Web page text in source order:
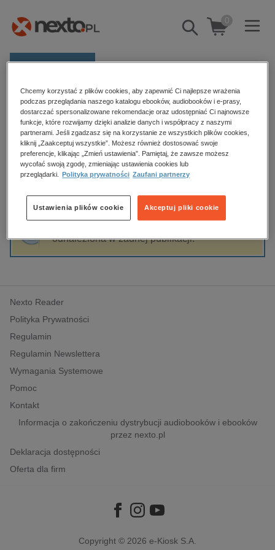
Pokaż/schowaj
wyszukiwarkę
0
E-prasa
Kategorie
Zobacz wszystkie E-prasa
budownictwo, aranżacja wnętrz
biznesowe, branżowe, gospodarka
edukacja
hobby, sport, rozrywka
komputery, internet, technologie, informatyka
polityka, społeczno-informacyjne
psychologiczne
inne
popularno-naukowe
historia
Strona główna Karolina Pietrusińska
Karolina Pietrusińska
Sortowanie Filtrowanie
odnaleziona w żadnej publikacji.
Nexto Reader
Polityka Prywatności
Regulamin
Regulamin Newslettera
Wymagania Systemowe
Pomoc
Kontakt
Informacja o zakończeniu dystrybucji audiobooków i ebooków
przez nexto.pl
Deklaracja dostępności
Oferta dla firm
Copyright © 2026 e-Kiosk S.A.
Chcemy korzystać z plików cookies, aby zapewnić Ci najlepsze wrażenia
podczas przeglądania naszego katalogu ebooków, audiobooków i e-prasy,
dostarczać spersonalizowane rekomendacje oraz udostępniać Ci najnowsze
funkcje, które rozwijamy dzięki analizie danych i współpracy z naszymi
partnerami. Jeśli zgadzasz się na korzystanie ze wszystkich plików cookies,
kliknij „Zaakceptuj wszystkie”. Możesz również dostosować swoje
preferencje, klikając „Zmień ustawienia”. Pamiętaj, że zawsze możesz
wycofać swoją zgodę, zmieniając ustawienia cookies lub
przeglądarki.
Polityka prywatności Zaufani partnerzy
Akceptuj pliki cookie
Ustawienia plików cookie